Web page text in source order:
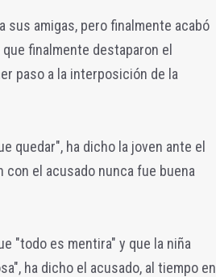
sus amigas, pero finalmente acabó
finalmente destaparon el
paso a la interposición de la
quedar", ha dicho la joven ante el
el acusado nunca fue buena
"todo es mentira" y que la niña
ha dicho el acusado, al tiempo en